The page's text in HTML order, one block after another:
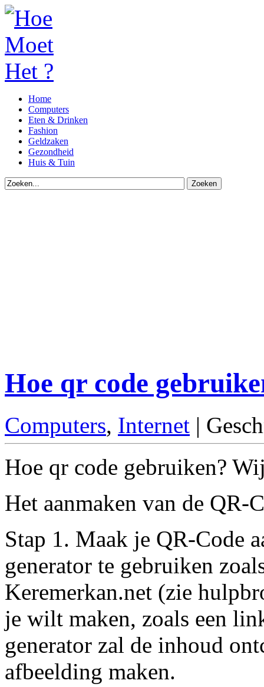
Home
Computers
Eten & Drinken
Fashion
Geldzaken
Gezondheid
Huis & Tuin
Hoe qr code
Computers, Internet |
Hoe qr code gebruiken?
Het aanmaken van de QR-
Stap 1. Maak je QR-Code
generator te gebruiken
Keremerkan.net (zie
je wilt maken, zoals een
generator zal de inhoud
afbeelding maken.